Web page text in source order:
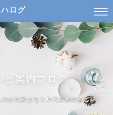
ログ
ピ案内ブログ
が大好きな３０代主婦の備忘録。